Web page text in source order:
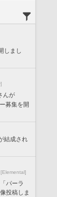
しまし
んが
募集を開
結成され
パーラ
投稿しま